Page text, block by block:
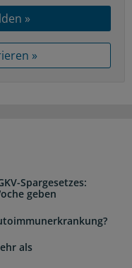
»
»
Spargesetzes:
geben
als